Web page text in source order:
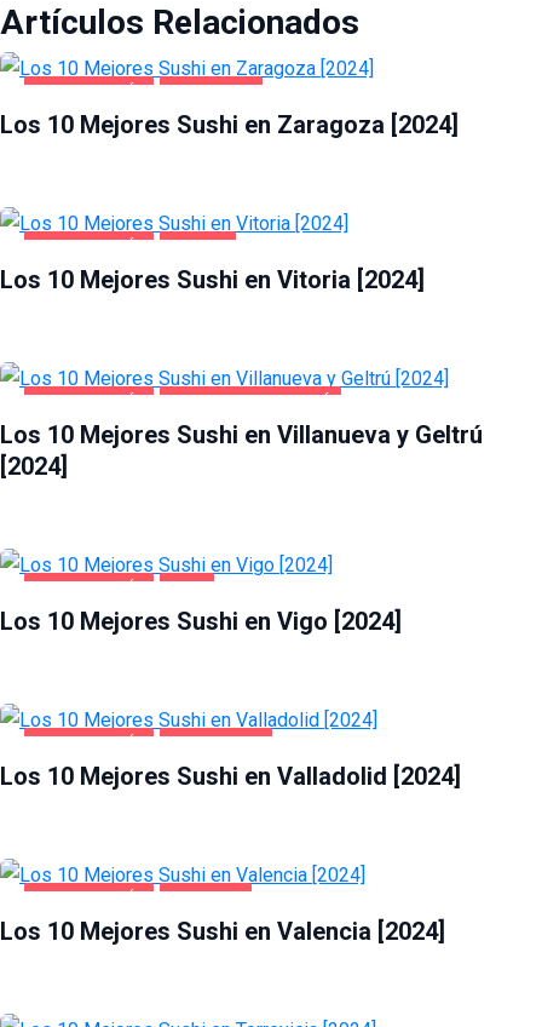
Artículos Relacionados
Los 10 Mejores Sushi en Zaragoza [2024]
Los 10 Mejores Sushi en Vitoria [2024]
Los 10 Mejores Sushi en Villanueva y Geltrú
[2024]
Los 10 Mejores Sushi en Vigo [2024]
Los 10 Mejores Sushi en Valladolid [2024]
Los 10 Mejores Sushi en Valencia [2024]